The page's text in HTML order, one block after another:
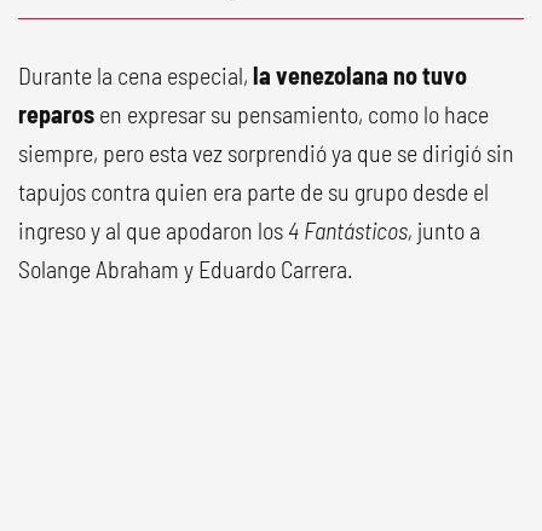
Durante la cena especial, la venezolana no tuvo
reparos en expresar su pensamiento, como lo hace
siempre, pero esta vez sorprendió ya que se dirigió sin
tapujos contra quien era parte de su grupo desde el
ingreso y al que apodaron los 4 Fantásticos, junto a
Solange Abraham y Eduardo Carrera.